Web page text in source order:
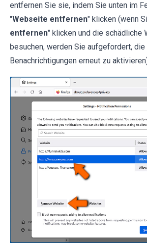
entfernen Sie sie, indem Sie unten im
"Webseite entfernen" klicken (wenn
entfernen" klicken und die schädliche
besuchen, werden Sie aufgefordert, die
Benachrichtigungen erneut zu